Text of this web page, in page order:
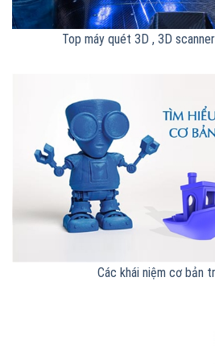
Top máy quét 3D , 3D
Các khái niệm cơ bản